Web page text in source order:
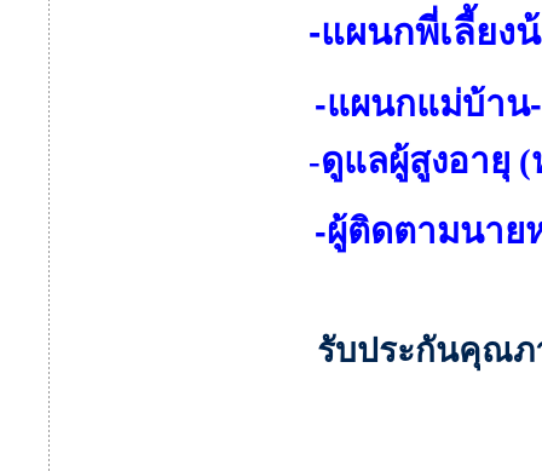
-แผนกพี่เลี้ย
-แผนกแม่บ้าน
-ดูแลผู้สูงอายุ
-ผู้ติดตามนาย
รับประกันคุณ